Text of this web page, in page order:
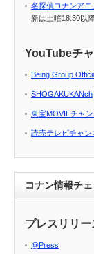
名探偵コナンア
新は土曜18:30以
YouTubeチ
Being Group
SHOGAKUKANch
東宝MOVIEチャ
読売テレビチャン
コナン情報チェ
プレスリリー
@Press